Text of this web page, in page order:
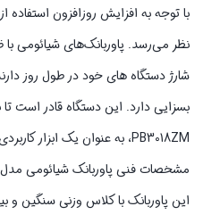
با توجه به افزایش روزافزون استفاده
PB3018ZM، به عنوان یک ابزار کاربردی و ضروری در زندگی امروزی، می‌‌تواند تجربه استفاده از گوشی‌‌های هوشمند و سایر دستگاه‌‌های الکترونیکی را به نحو مطلوبی بهبود بخشد.
مشخصات فنی پاوربانک شیائومی مدل Mi PB3018ZM ظرفیت 30000 میلی آمپر ساعت